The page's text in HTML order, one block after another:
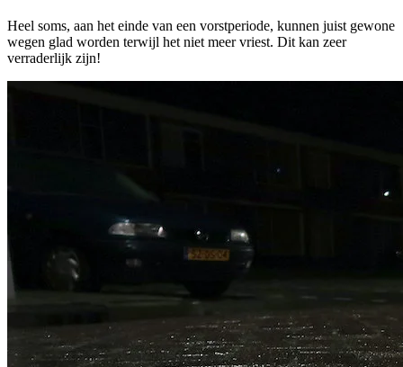
Heel soms, aan het einde van een vorstperiode, kunnen juist gewone
wegen glad worden terwijl het niet meer vriest. Dit kan zeer
verraderlijk zijn!